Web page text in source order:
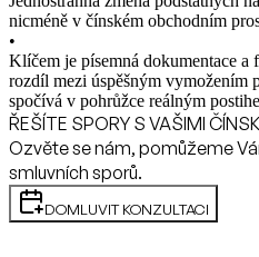
nicméně v čínském obchodním
•
Klíčem je písemná dokumentace
rozdíl mezi úspěšným vymožením
spočívá v pohrůžce reálným
ŘEŠÍTE SPORY S VAŠIMI
Ozvěte se nám, pomůžeme
smluvních sporů.
DOMLUVIT KONZULTACI